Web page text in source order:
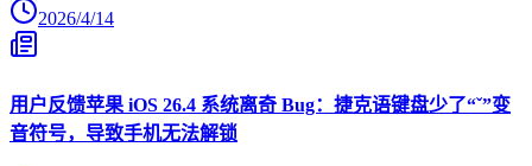
2026/4/14
用户反馈苹果 iOS 26.4 系统离奇 Bug：捷克语键盘少了“ˇ”变
音符号，导致手机无法解锁